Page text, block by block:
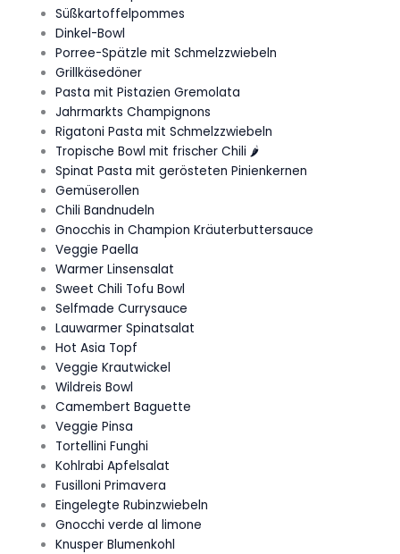
Süßkartoffelpommes
Dinkel-Bowl
Porree-Spätzle mit Schmelzzwiebeln
Grillkäsedöner
Pasta mit Pistazien Gremolata
Jahrmarkts Champignons
Rigatoni Pasta mit Schmelzzwiebeln
Tropische Bowl mit frischer Chili 🌶️
Spinat Pasta mit gerösteten Pinienkernen
Gemüserollen
Chili Bandnudeln
Gnocchis in Champion Kräuterbuttersauce
Veggie Paella
Warmer Linsensalat
Sweet Chili Tofu Bowl
Selfmade Currysauce
Lauwarmer Spinatsalat
Hot Asia Topf
Veggie Krautwickel
Wildreis Bowl
Camembert Baguette
Veggie Pinsa
Tortellini Funghi
Kohlrabi Apfelsalat
Fusilloni Primavera
Eingelegte Rubinzwiebeln
Gnocchi verde al limone
Knusper Blumenkohl